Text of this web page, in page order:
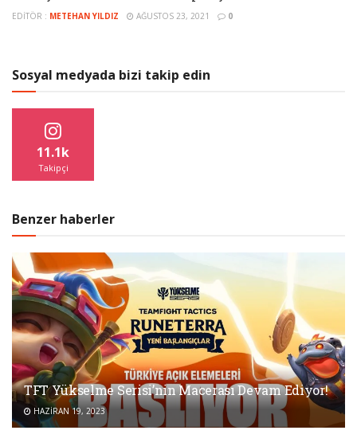
EDITÖR : METEHAN YILDIZ AĞUSTOS 23, 2021 0
Sosyal medyada bizi takip edin
11.1k
Takipçi
Benzer haberler
TFT Yükselme Serisi’nin Macerası Devam Ediyor!
HAZIRAN 19, 2023